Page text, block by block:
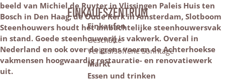
EINKAUFSZENTRUM
Einkaufen
Geschäfte
Verkaufsoffene Sonntage
Markt
Essen und trinken
beeld van Michiel de Ruyter in Vlissingen Paleis Huis ten
Bosch in Den Haag, de Oude Kerk in Amsterdam, Slotboom
Steenhouwers houdt het ambachtelijke steenhouwersvak
in stand. Goede steenhouwerij is vakwerk. Overal in
Nederland en ook over de grens voeren de Achterhoekse
vakmensen hoogwaardig restauratie- en renovatiewerk
uit.